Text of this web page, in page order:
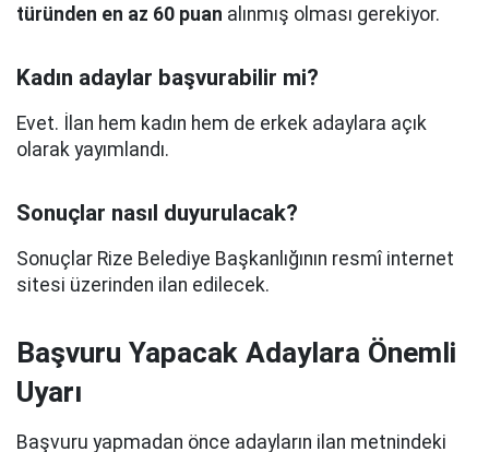
türünden en az 60 puan alınmış olması gerekiyor.
Kadın adaylar başvurabilir mi?
Evet. İlan hem kadın hem de erkek adaylara açık
olarak yayımlandı.
Sonuçlar nasıl duyurulacak?
Sonuçlar Rize Belediye Başkanlığının resmî internet
sitesi üzerinden ilan edilecek.
Başvuru Yapacak Adaylara Önemli
Uyarı
Başvuru yapmadan önce adayların ilan metnindeki